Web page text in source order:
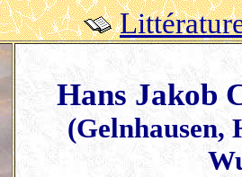
Hans Jakob
(Gelnhausen,